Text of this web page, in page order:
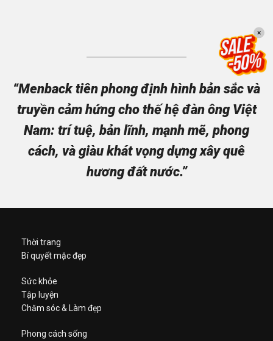
“Menback tiên phong định hình bản sắc và
truyền cảm hứng cho thế hệ đàn ông Việt
Nam: trí tuệ, bản lĩnh, mạnh mẽ, phong
cách, và giàu khát vọng dựng xây quê
hương đất nước.”
Thời trang
Bí quyết mặc đẹp
Sức khỏe
Tập luyện
Chăm sóc & Làm đẹp
Phong cách sống
×